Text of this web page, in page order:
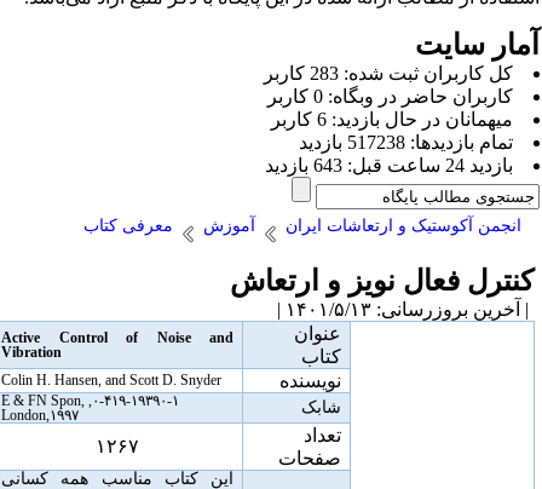
سایت
كل کاربران ثبت شده: 283 کاربر
کاربران حاضر در وبگاه: 0 کاربر
ميهمانان در حال بازديد: 6 کاربر
تمام بازديد‌ها: 517238 بازدید
بازديد 24 ساعت قبل: 643 بازدید
انجمن آکوستیک و ارتعاشات ایران آموزش معرفی کتاب
فعال نویز و ارتعاش
بروزرسانی: ۱۴۰۱/۵/۱۳ |
عنوان
کتاب
Active Control of Noise and
Vibration
نویسنده Colin H. Hansen, and Scott D. Snyder
شابک
۰-۴۱۹-۱۹۳۹۰-۱, E & FN Spon,
London,۱۹۹۷
تعداد
صفحات
۱۲۶۷
این کتاب مناسب همه کسانی